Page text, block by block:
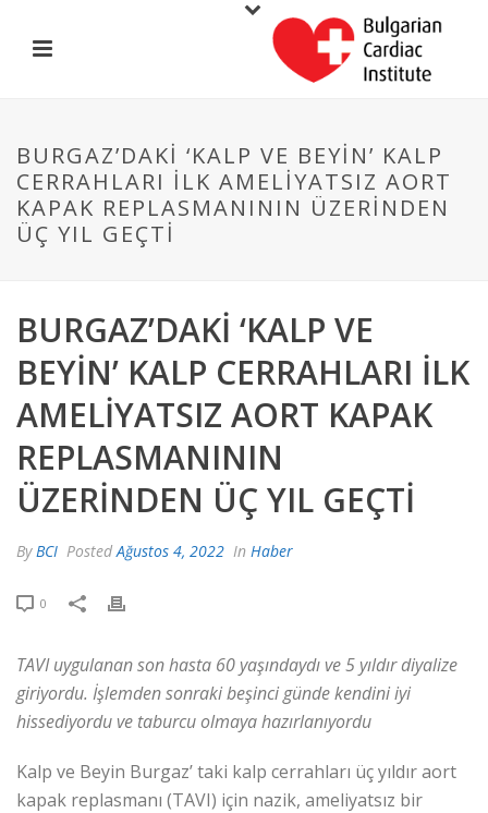
BURGAZ’DAKI ‘KALP VE BEYIN’ KALP
CERRAHLARI ILK AMELIYATSIZ AORT
KAPAK REPLASMANININ ÜZERINDEN
ÜÇ YIL GEÇTI
BURGAZ’DAKI ‘KALP VE
BEYIN’ KALP CERRAHLARI ILK
AMELIYATSIZ AORT KAPAK
REPLASMANININ
ÜZERINDEN ÜÇ YIL GEÇTI
ByBCI PostedAğustos 4, 2022 In Haber
0
TAVI uygulanan son hasta 60 yaşındaydı ve 5 yıldır diyalize
giriyordu. İşlemden sonraki beşinci günde kendini iyi
hissediyordu ve taburcu olmaya hazırlanıyordu
Kalp ve Beyin Burgaz’ taki kalp cerrahları üç yıldır aort
kapak replasmanı (TAVI) için nazik, ameliyatsız bir